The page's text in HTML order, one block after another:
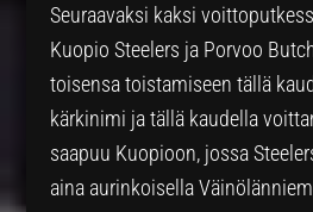
Seuraavaksi kaksi
Kuopio Steelers ja Porvoo
toisensa toistamiseen tällä
kärkinimi ja tällä kaudella
saapuu Kuopioon, jossa
aina aurinkoisella